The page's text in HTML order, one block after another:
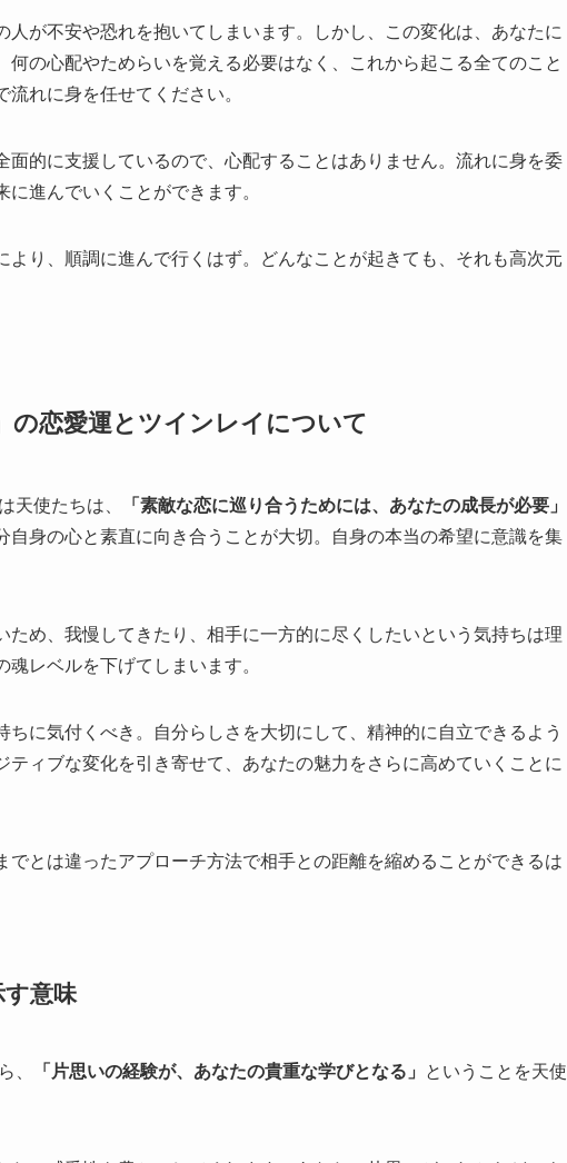
人が不安や恐れを抱いてしまいます。しかし、この変化は、あなたに
何の心配やためらいを覚える必要はなく、これから起こる全てのこと
れに身を任せてください。
面的に支援しているので、心配することはありません。流れに身を委
進んでいくことができます。
より、順調に進んで行くはず。どんなことが起きても、それも高次元
の恋愛運とツインレイについて
天使たちは、
「素敵な恋に巡り合うためには、あなたの成長が必要」
自身の心と素直に向き合うことが大切。自身の本当の希望に意識を集
め、我慢してきたり、相手に一方的に尽くしたいという気持ちは理
レベルを下げてしまいます。
に気付くべき。自分らしさを大切にして、精神的に自立できるよう
ィブな変化を引き寄せて、あなたの魅力をさらに高めていくことに
でとは違ったアプローチ方法で相手との距離を縮めることができるは
意味
、 「片思いの経験が、あなたの貴重な学びとなる」
ということを天使